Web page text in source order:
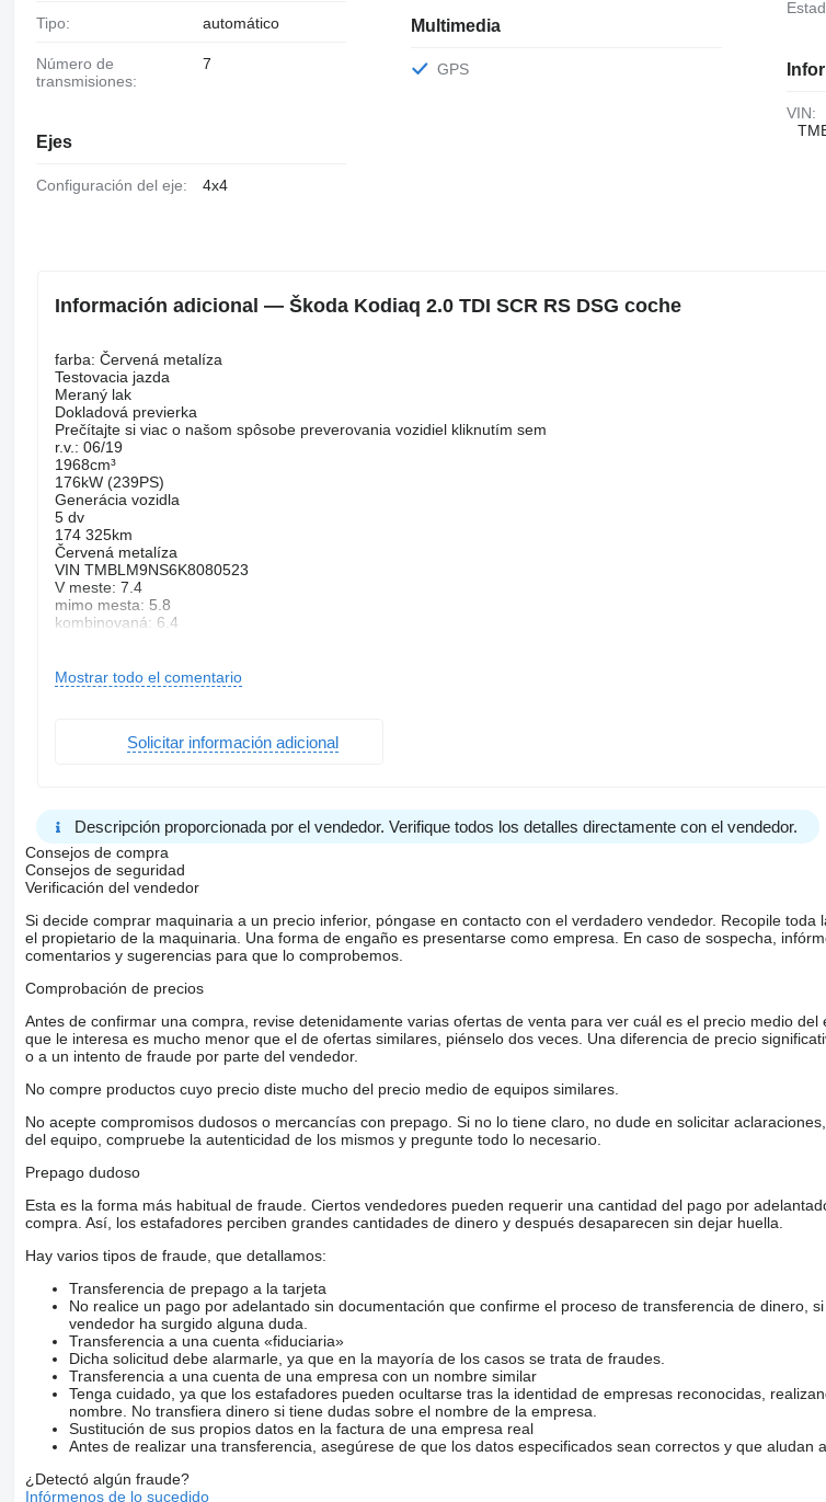
Tipo: automático
Número de
transmisiones:
7
Ejes
Configuración del eje: 4x4
Multimedia
GPS
VIN:
Información adicional — Škoda Kodiaq 2.0 TDI SCR RS DSG coche
farba: Červená metalíza
Testovacia jazda
Meraný lak
Dokladová previerka
Prečítajte si viac o našom spôsobe preverovania vozidiel kliknutím sem
r.v.: 06/19
1968cm³
176kW (239PS)
Generácia vozidla
5 dv
174 325km
Červená metalíza
VIN TMBLM9NS6K8080523
V meste: 7.4
mimo mesta: 5.8
kombinovaná: 6.4
Varovanie o vzdialenosti (BAS Plus)
Systém rozpoznania únavy vodiča (DAW)
Asistent diaľkových svetiel (HBA)
Android Auto
Welcome light
Virtuálny kokpit
Strešný nosič
Ťažné zariadenie
Fólie
Dažďový senzor
Svetelný senzor
Stop and Start systém
Bezkľúčové otváranie dverí
Panoramatická strecha
Bluetooth
LED denné svietenie
Bezdotykové otváranie kufra
Pamäťové sedačky
Ambientné osvetlenie
Adaptívny podvozok
Kožený paket
Odo-pass
Asistent jazdných pruhov
Asistent rozjazdu do kopca
Vyhrievanie predných a zadných sedadiel
Možný leasing
Možný úver
Úplná servisná história
Ponúkam na predaj Škoda Kodiaq 2.0 TDI SCR RS DSG 4x4
r. v. 2019 – výkonné a priestranné SUV v športovej verzii RS
ktoré spája dynamiku
komfort a praktickosť pre každodenné jazdenie aj dlhé trasy. Vozidlo je **bez poistnej udalosti**
čo potvrdzuje jeho maximálne zachovalý stav
Auto je pravidelne servisované
kapote
Mostrar todo el comentario
Solicitar información adicional
Descripción proporcionada por el vendedor. Verifique todos los detalles directamente con el vendedor.
Consejos de compra
Consejos de seguridad
Verificación del vendedor
Si decide comprar maquinaria a un precio inferior, póngase en contacto con el verdadero vendedor. Recopile toda
el propietario de la maquinaria. Una forma de engaño es presentarse como empresa. En caso de sospecha,
comentarios y sugerencias para que lo comprobemos.
Comprobación de precios
Antes de confirmar una compra, revise detenidamente varias ofertas de venta para ver cuál es el precio medio
que le interesa es mucho menor que el de ofertas similares, piénselo dos veces. Una diferencia de precio
o a un intento de fraude por parte del vendedor.
No compre productos cuyo precio diste mucho del precio medio de equipos similares.
No acepte compromisos dudosos o mercancías con prepago. Si no lo tiene claro, no dude en solicitar
del equipo, compruebe la autenticidad de los mismos y pregunte todo lo necesario.
Prepago dudoso
Esta es la forma más habitual de fraude. Ciertos vendedores pueden requerir una cantidad del pago por
compra. Así, los estafadores perciben grandes cantidades de dinero y después desaparecen sin dejar huella.
Hay varios tipos de fraude, que detallamos:
Transferencia de prepago a la tarjeta
No realice un pago por adelantado sin documentación que confirme el proceso de transferencia de dinero,
vendedor ha surgido alguna duda.
Transferencia a una cuenta «fiduciaria»
Dicha solicitud debe alarmarle, ya que en la mayoría de los casos se trata de fraudes.
Transferencia a una cuenta de una empresa con un nombre similar
Tenga cuidado, ya que los estafadores pueden ocultarse tras la identidad de empresas reconocidas,
nombre. No transfiera dinero si tiene dudas sobre el nombre de la empresa.
Sustitución de sus propios datos en la factura de una empresa real
Antes de realizar una transferencia, asegúrese de que los datos especificados sean correctos y que aludan
¿Detectó algún fraude?
Infórmenos de lo sucedido